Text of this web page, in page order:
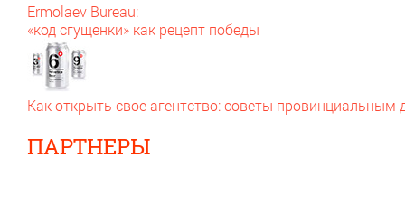
Ermolaev Bureau:
«код сгущенки» как рецепт победы
Как открыть свое агентство: советы провинциальным
ПАРТНЕРЫ